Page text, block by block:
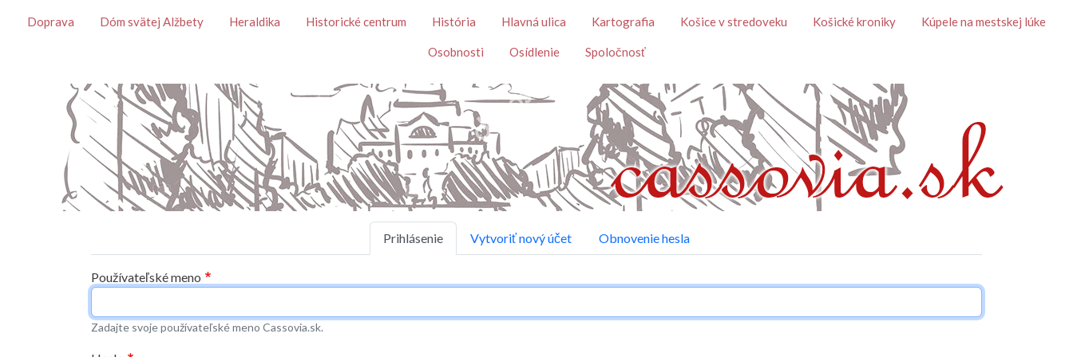
Témy
Doprava Dóm svätej Alžbety Heraldika Historické centrum História Hlavná ulica Kartografia Košice v stredoveku Košické kroniky Kúpele na mestskej lúke
Osobnosti Osídlenie Spoločnosť
Prihlásenie Vytvoriť nový účet Obnovenie hesla
Používateľské meno
Zadajte svoje používateľské meno Cassovia.sk.